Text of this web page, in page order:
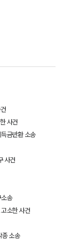
사건
금반환 소송
사건
송
소한 사건
종 소송